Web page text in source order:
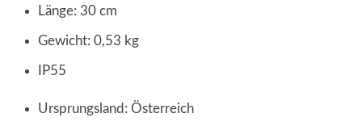
Länge: 30 cm
Gewicht: 0,53 kg
IP55
Ursprungsland: Österreich